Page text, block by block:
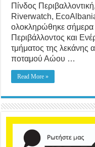
Πίνδος
Riverwatch,
ολοκληρώθηκε
Περιβάλλοντος και
τμήματος της λεκάνης
ποταμού Αώου …
Read More »